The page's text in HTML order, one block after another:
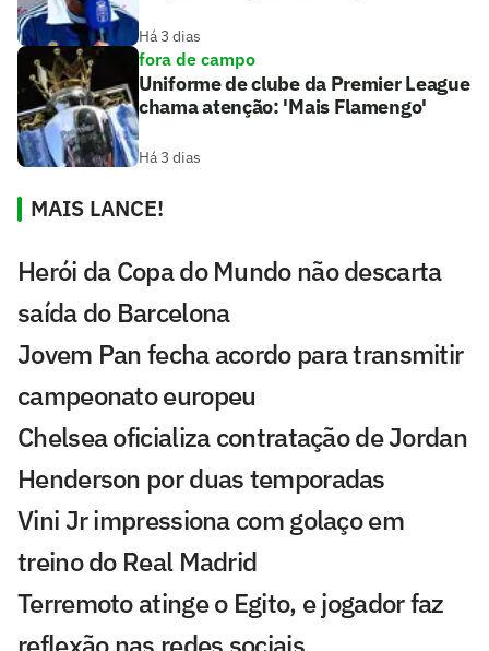
Há 3 dias
fora de campo
Uniforme de clube da Premier League
chama atenção: 'Mais Flamengo'
Há 3 dias
MAIS LANCE!
Herói da Copa do Mundo não descarta
saída do Barcelona
Jovem Pan fecha acordo para transmitir
campeonato europeu
Chelsea oficializa contratação de Jordan
Henderson por duas temporadas
Vini Jr impressiona com golaço em
treino do Real Madrid
Terremoto atinge o Egito, e jogador faz